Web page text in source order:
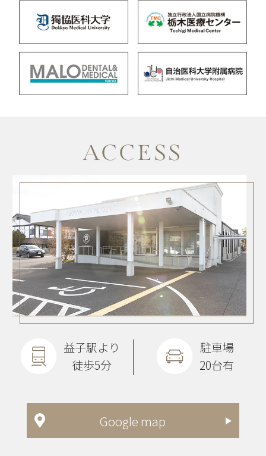
Google map
ACCESS
益子駅より
徒歩5分
駐車場
20台有